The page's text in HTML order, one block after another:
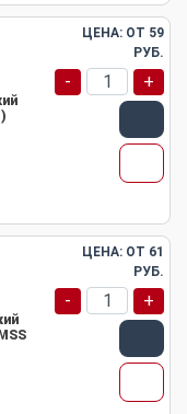
ЦЕНА: ОТ 59
РУБ.
- +
ЦЕНА: ОТ 61
РУБ.
- +